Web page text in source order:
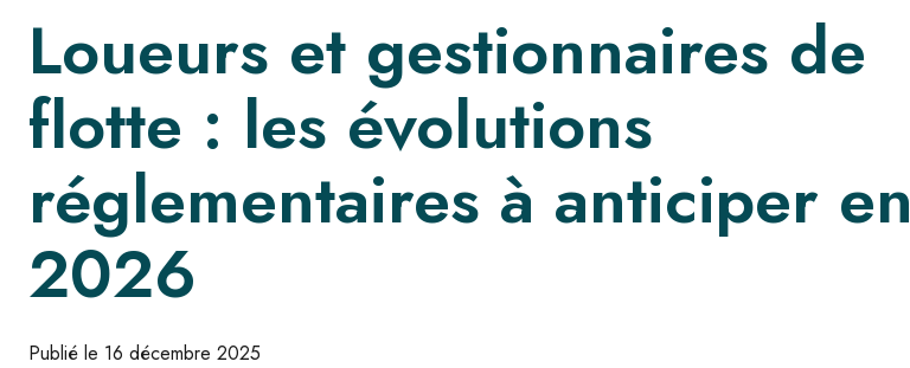
Loueurs et gestionnaires de
flotte : les évolutions
réglementaires à anticiper en
2026
Publié le 16 décembre 2025